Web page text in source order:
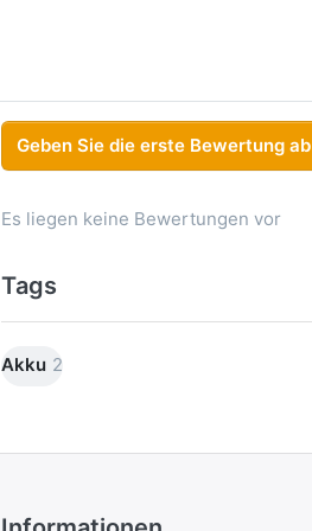
Geben Sie die erste Bewertung ab
Es liegen keine Bewertungen vor
Tags
Akku 2